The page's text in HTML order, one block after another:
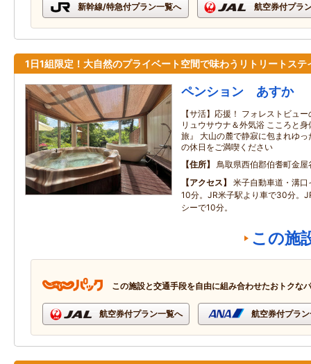
新幹線/特急付プラン一覧へ 航空券付プラ
1日1組限定！大自然のプライベート空間で味わうリトリートステ
ペンション あすか
【サ活】応援！ フォレストビュ
リュウサウナ＆外気浴 こころと
旅』 大山の麓で静寂に包まれゆ
の休日をご満喫ください
住所
鳥取県西伯郡伯耆町金屋
アクセス
米子自動車道・溝
10分。JR米子駅より車で30分。
シーで10分。
この施
この施設と交通手段を自由に組み合わせたおトクな
航空券付プラン一覧へ 航空券付プラ